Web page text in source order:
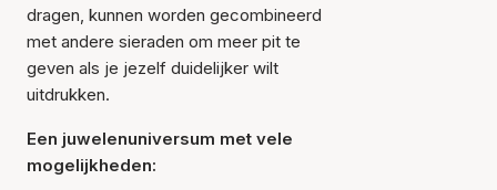
dragen, kunnen worden gecombineerd
met andere sieraden om meer pit te
geven als je jezelf duidelijker wilt
uitdrukken.
Een juwelenuniversum met vele
mogelijkheden: